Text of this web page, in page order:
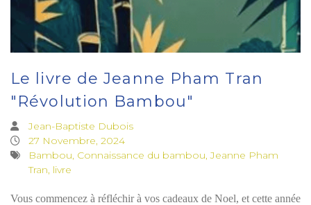
Le livre de Jeanne Pham Tran
"Révolution Bambou"
Jean-Baptiste Dubois
27 Novembre, 2024
Bambou, Connaissance du bambou, Jeanne Pham
Tran, livre
Vous commencez à réfléchir à vos cadeaux de Noel, et cette année